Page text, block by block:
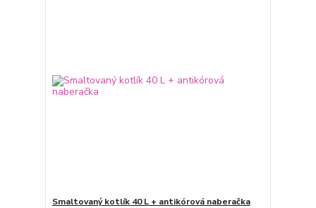
Smaltovaný kotlík 40 L + antikórová naberačka